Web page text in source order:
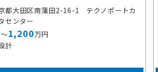
都大田区南蒲田2-16-1 テクノポートカ
センター
～1,200万円
計